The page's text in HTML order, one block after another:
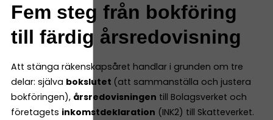
Fem steg från bokföring
till färdig årsredovisning
Att stänga räkenskapsåret handlar i grunden om tre
delar: själva bokslutet (att sammanställa och justera
bokföringen), årsredovisningen till Bolagsverket och
företagets inkomstdeklaration (INK2) till Skatteverket.